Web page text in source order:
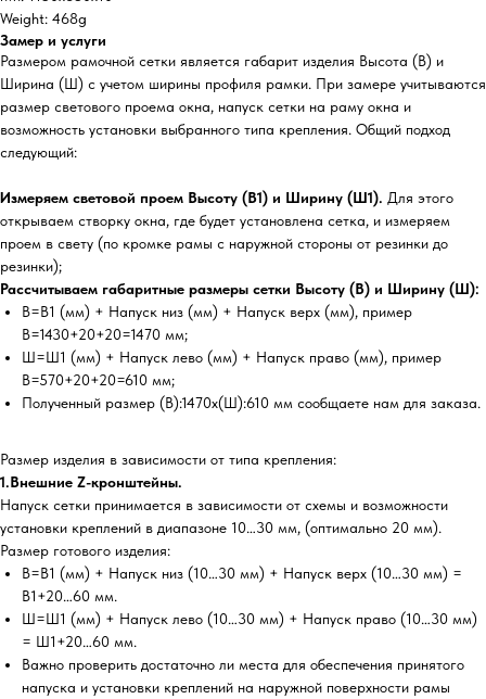
Weight: 468g
Замер и услуги
Размером рамочной сетки является габарит изделия Высота (В) и
Ширина (Ш) с учетом ширины профиля рамки. При замере учитываются
размер светового проема окна, напуск сетки на раму окна и
возможность установки выбранного типа крепления. Общий подход
следующий:
Измеряем световой проем Высоту (В1) и Ширину (Ш1). Для этого
открываем створку окна, где будет установлена сетка, и измеряем
проем в свету (по кромке рамы с наружной стороны от резинки до
резинки);
Рассчитываем габаритные размеры сетки Высоту (В) и Ширину (Ш):
В=В1 (мм) + Напуск низ (мм) + Напуск верх (мм), пример
В=1430+20+20=1470 мм;
Ш=Ш1 (мм) + Напуск лево (мм) + Напуск право (мм), пример
В=570+20+20=610 мм;
Полученный размер (В):1470х(Ш):610 мм сообщаете нам для заказа.
Размер изделия в зависимости от типа крепления:
1.Внешние Z-кронштейны.
Напуск сетки принимается в зависимости от схемы и возможности
установки креплений в диапазоне 10…30 мм, (оптимально 20 мм).
Размер готового изделия:
В=В1 (мм) + Напуск низ (10…30 мм) + Напуск верх (10…30 мм) =
В1+20…60 мм.
Ш=Ш1 (мм) + Напуск лево (10…30 мм) + Напуск право (10…30 мм)
= Ш1+20…60 мм.
Важно проверить достаточно ли места для обеспечения принятого
напуска и установки креплений на наружной поверхности рамы